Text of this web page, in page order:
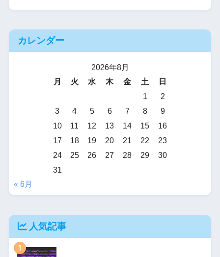
カレンダー
2026年8月
月
火 水 木 金 土
日
1
2
3
4 5 6 7 8
9
10
11 12 13 14 15
16
17
18 19 20 21 22
23
24
25 26 27 28 29
30
31
« 6月
人気記事
1